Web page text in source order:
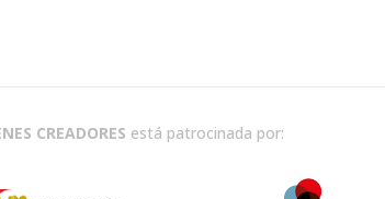
CREADORES está patrocinada por: